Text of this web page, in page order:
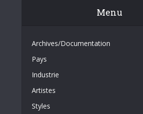
Menu
Archives/Documentation
Pays
Industrie
Artistes
Styles